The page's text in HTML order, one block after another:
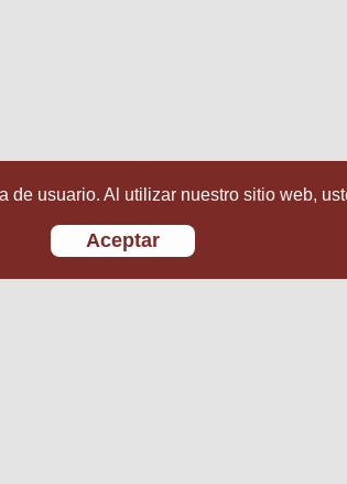
de usuario. Al utilizar nuestro sitio web,
Aceptar